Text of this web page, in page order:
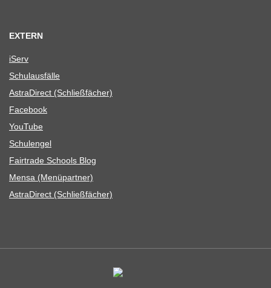
EXTERN
iServ
Schul­aus­fälle
Astra­Di­rect (Schließ­fä­cher)
Face­book
You­Tube
Schul­en­gel
Fair­trade Schools Blog
Mensa (Menü­part­ner)
Astra­Di­rect (Schließ­fä­cher)